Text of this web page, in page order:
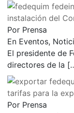
instalación del
Por Prensa
En Eventos,
El presidente de
directores de la
tarifas para la
Por Prensa